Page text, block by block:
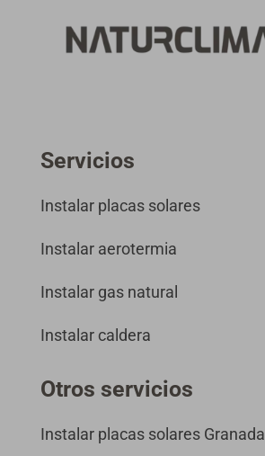
Servicios
Instalar placas solares
Instalar aerotermia
Instalar gas natural
Instalar caldera
Otros servicios
Instalar placas solares Granada